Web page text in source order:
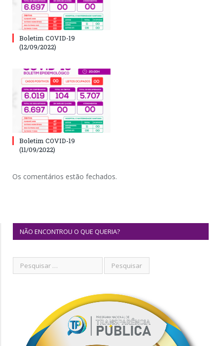
Boletim COVID-19
(12/09/2022)
Boletim COVID-19
(11/09/2022)
Os comentários estão fechados.
NÃO ENCONTROU O QUE QUERIA?